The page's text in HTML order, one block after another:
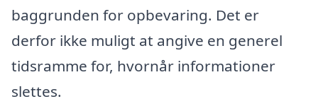
baggrunden for opbevaring. Det er
derfor ikke muligt at angive en generel
tidsramme for, hvornår informationer
slettes.